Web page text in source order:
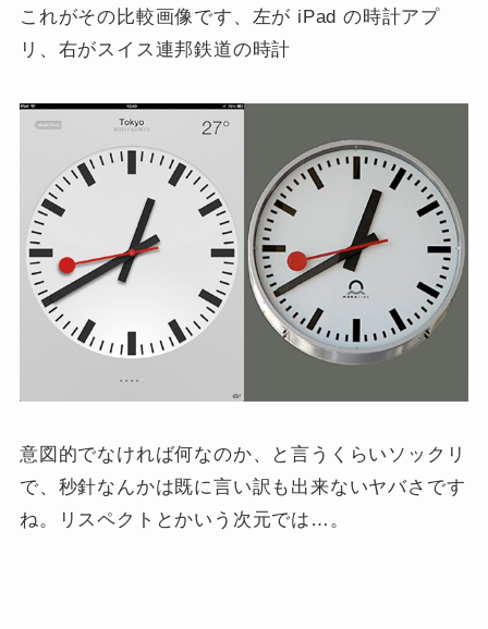
これがその比較画像です、左が iPad の時計アプ
リ、右がスイス連邦鉄道の時計
意図的でなければ何なのか、と言うくらいソックリ
で、秒針なんかは既に言い訳も出来ないヤバさです
ね。リスペクトとかいう次元では…。